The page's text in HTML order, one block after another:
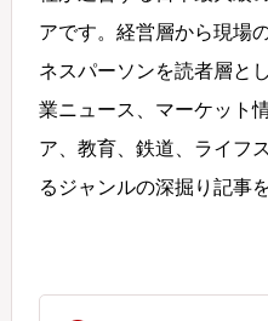
アです。経営層から現場
ネスパーソンを読者層と
業ニュース、マーケット
ア、教育、鉄道、ライフ
るジャンルの深掘り記事